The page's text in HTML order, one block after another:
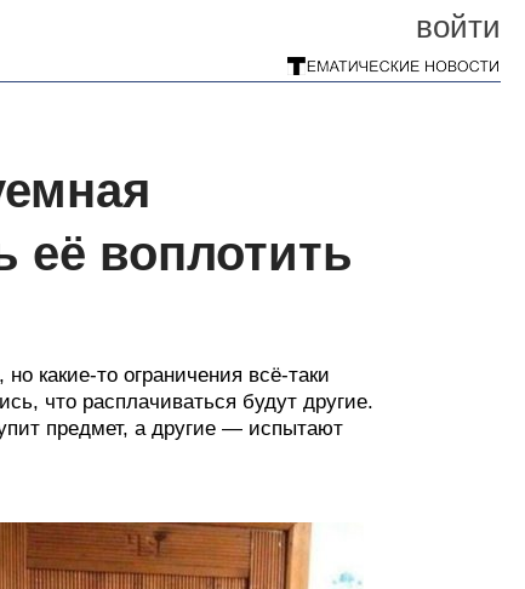
войти
её воплотить
какие-то ограничения всё-таки
что расплачиваться будут другие.
предмет, а другие — испытают